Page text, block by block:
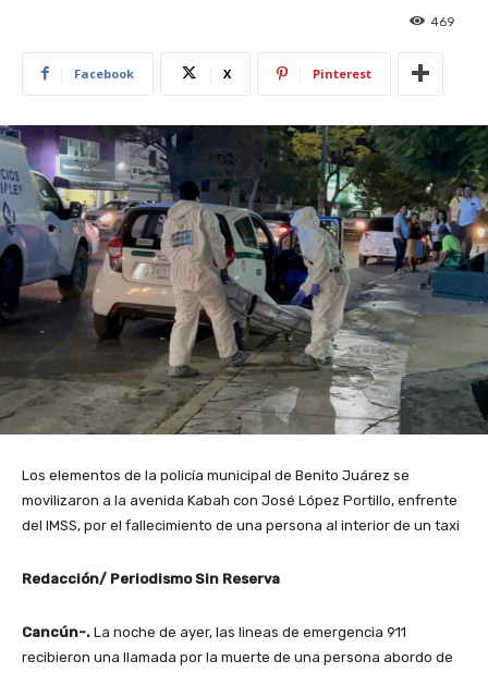
469
Facebook X Pinterest
Los elementos de la policía municipal de Benito Juárez se
movilizaron a la avenida Kabah con José López Portillo, enfrente
del IMSS, por el fallecimiento de una persona al interior de un taxi
Redacción/ Periodismo Sin Reserva
Cancún-. La noche de ayer, las lineas de emergencia 911
recibieron una llamada por la muerte de una persona abordo de